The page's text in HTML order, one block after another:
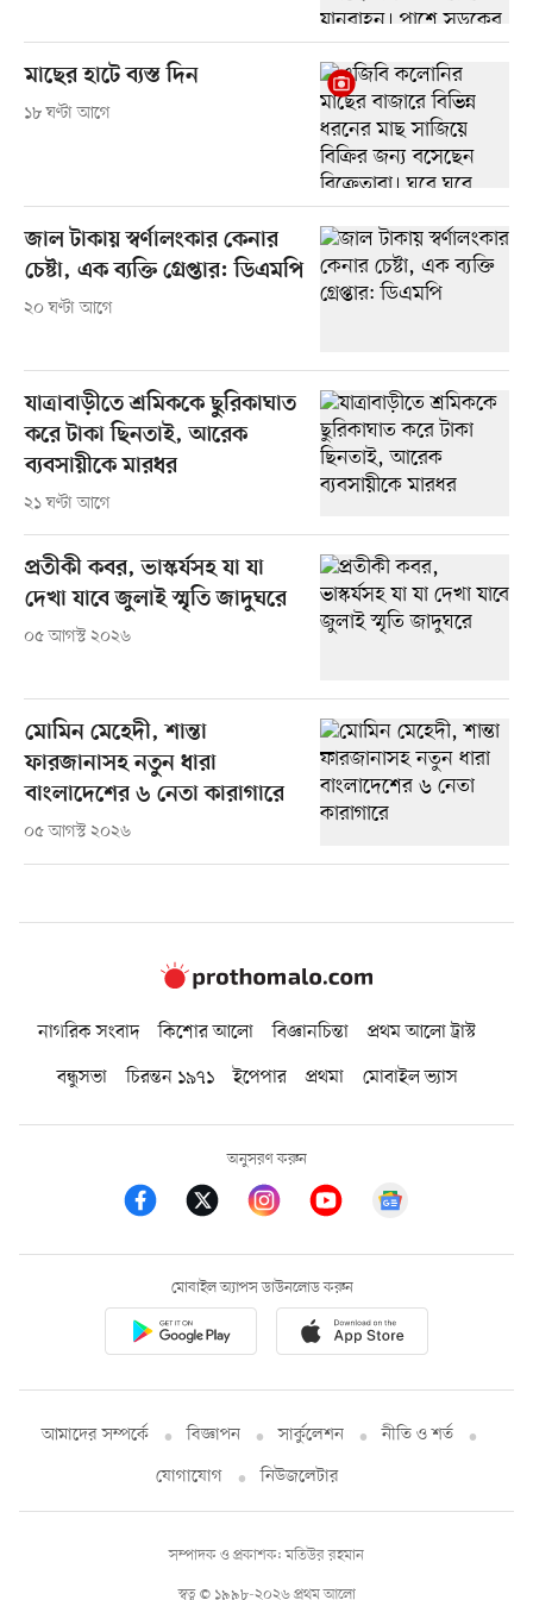
মাছের হাটে ব্যস্ত দিন
১৮ ঘণ্টা আগে
জাল টাকায় স্বর্ণালংকার কেনার
চেষ্টা, এক ব্যক্তি গ্রেপ্তার: ডিএমপি
২০ ঘণ্টা আগে
যাত্রাবাড়ীতে শ্রমিককে ছুরিকাঘাত
করে টাকা ছিনতাই, আরেক
ব্যবসায়ীকে মারধর
২১ ঘণ্টা আগে
প্রতীকী কবর, ভাস্কর্যসহ যা যা
দেখা যাবে জুলাই স্মৃতি জাদুঘরে
০৫ আগস্ট ২০২৬
মোমিন মেহেদী, শান্তা
ফারজানাসহ নতুন ধারা
বাংলাদেশের ৬ নেতা কারাগারে
০৫ আগস্ট ২০২৬
নাগরিক সংবাদ কিশোর আলো বিজ্ঞানচিন্তা
প্রথম আলো ট্রাস্ট
বন্ধুসভা
চিরন্তন ১৯৭১ ইপেপার প্রথমা মোবাইল ভ্যাস
অনুসরণ করুন
মোবাইল অ্যাপস ডাউনলোড করুন
আমাদের সম্পর্কে বিজ্ঞাপন সার্কুলেশন
নীতি ও শর্ত
যোগাযোগ
নিউজলেটার
স্বত্ব © ১৯৯৮-২০২৬ প্রথম আলো
সম্পাদক ও প্রকাশক: মতিউর রহমান